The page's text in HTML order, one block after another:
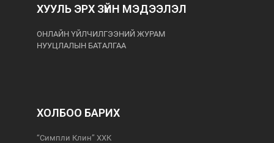
ХУУЛЬ ЭРХ ЗҮЙН МЭДЭЭЛЭЛ
ОНЛАЙН ҮЙЛЧИЛГЭЭНИЙ ЖУРАМ
НУУЦЛАЛЫН БАТАЛГАА
ХОЛБОО БАРИХ
“Симпли Клин” ХХК